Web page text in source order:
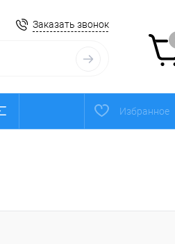
Заказать звонок
Избранное